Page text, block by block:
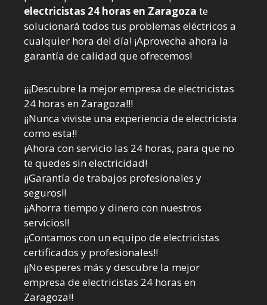
electricistas 24 horas en Zaragoza te
solucionará todos tus problemas eléctricos a
cualquier hora del día! ¡Aprovecha ahora la
garantía de calidad que ofrecemos!
¡¡¡Descubre la mejor empresa de electricistas
24 horas en Zaragoza!!!
¡¡Nunca viviste una experiencia de electricista
como esta!!
¡Ahora con servicio las 24 horas, para que no
te quedes sin electricidad!
¡¡Garantía de trabajos profesionales y
seguros!!
¡¡Ahorra tiempo y dinero con nuestros
servicios!!
¡¡Contamos con un equipo de electricistas
certificados y profesionales!!
¡¡No esperes más y descubre la mejor
empresa de electricistas 24 horas en
Zaragoza!!